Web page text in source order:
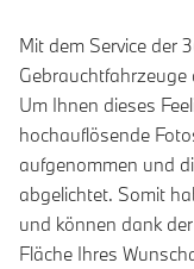
Mit dem Service der
Um Ihnen dieses
hochauflösende
aufgenommen und
abgelichtet. Somit
und können dank
Fläche Ihres